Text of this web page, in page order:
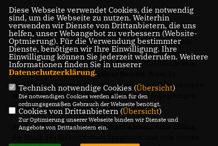
Mit der Gebietsreform vor 50 Jahren verschmolzen 126
eigenständige Gemeinden in elf Kommunen und einem
Mühlenkreis.Passend zu diesem besonderen Jubiläum
gratulierte beim Festakt in der Lübbecker Stadthalle kein
Geringerer als Ministerpräsident Hendrik Wüst. Er
berichtete sehr persönlich von seinen ersten Verbindungen
zum#Mühlenkreisund den regelmäßigen Begegnungen
mit dem damaligen Landrat Wilhelm Krömer.
Auch die Reden von Regierungspräsidentin Anna Bölling,
Diese Webseite verwendet Cookies, die notwendig
sind, um die Webseite zu nutzen. Weiterhin
verwenden wir Dienste von Drittanbietern, die uns
helfen, unser Webangebot zu verbessern (Website-
Optmierung). Für die Verwendung bestimmter
Dienste, benötigen wir Ihre Einwilligung. Ihre
Einwilligung können Sie jederzeit widerrufen. Weitere
Informationen finden Sie in unserer
Datenschutzerklärung.
Technisch notwendige Cookies (Übersicht)
Die notwendigen Cookies werden allein für den
ordnungsgemäßen Gebrauch der Webseite benötigt.
Cookies von Drittanbietern (Übersicht)
Zur Optimierung unserer Webseite binden wir Dienste und
Angebote von Drittanbietern ein.